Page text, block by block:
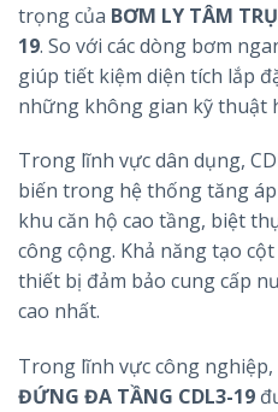
trọng của BƠM LY TÂM
19. So với các dòng bơm
giúp tiết kiệm diện tích lắp
những không gian kỹ thuật
Trong lĩnh vực dân dụng,
biến trong hệ thống tăng
khu căn hộ cao tầng, biệt
công cộng. Khả năng tạo
thiết bị đảm bảo cung cấp
cao nhất.
Trong lĩnh vực công nghiệp,
ĐỨNG ĐA TẦNG CDL3-19